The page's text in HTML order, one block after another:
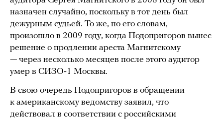
назначен случайно, поскольку в тот день был
дежурным судьей. То же, по его словам,
произошло в 2009 году, когда Подопригоров вынес
решение о продлении ареста Магнитскому
— через несколько месяцев после этого аудитор
умер в СИЗО‑1 Москвы.
В свою очередь Подопригоров в обращении
к американскому ведомству заявил, что
действовал в соответствии с российскими